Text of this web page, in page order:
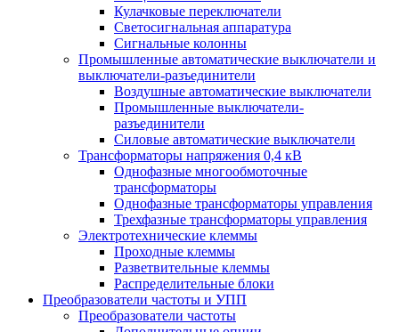
Кулачковые переключатели
Светосигнальная аппаратура
Сигнальные колонны
Промышленные автоматические выключатели и
выключатели-разъединители
Воздушные автоматические выключатели
Промышленные выключатели-
разъединители
Силовые автоматические выключатели
Трансформаторы напряжения 0,4 кВ
Однофазные многообмоточные
трансформаторы
Однофазные трансформаторы управления
Трехфазные трансформаторы управления
Электротехнические клеммы
Проходные клеммы
Разветвительные клеммы
Распределительные блоки
Преобразователи частоты и УПП
Преобразователи частоты